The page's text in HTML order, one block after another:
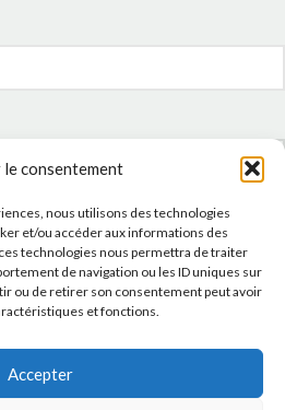
le consentement
nous utilisons des technologies
et/ou accéder aux informations des
technologies nous permettra de traiter
de navigation ou les ID uniques sur
ou de retirer son consentement peut avoir
et fonctions.
Accepter